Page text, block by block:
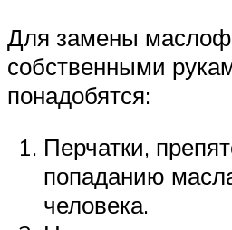
Для замены
собственными
понадобятся:
Перчатки,
попаданию
человека.